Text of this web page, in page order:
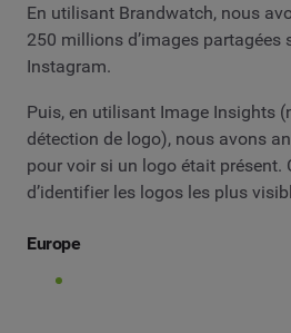
En utilisant Brandwatch, nous
250 millions d’images partagées
Instagram.
Puis, en utilisant Image Insights
détection de logo), nous avons
pour voir si un logo était présent.
d’identifier les logos les plus
Europe